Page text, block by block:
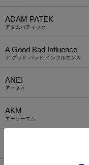
ADAM PATEK
アダムパティック
A Good Bad Influence
ア グッド バッド インフルエンス
ANEI
アーネイ
AKM
エーケーエム